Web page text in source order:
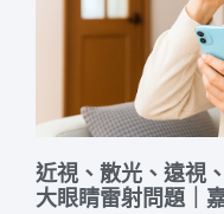
近視、散光、遠視
大眼睛雷射問題｜